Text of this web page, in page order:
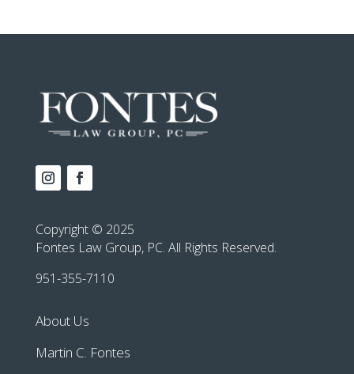
Copyright © 2025
Fontes Law Group, PC. All Rights Reserved.
951-355-7110
About Us
Martin C. Fontes